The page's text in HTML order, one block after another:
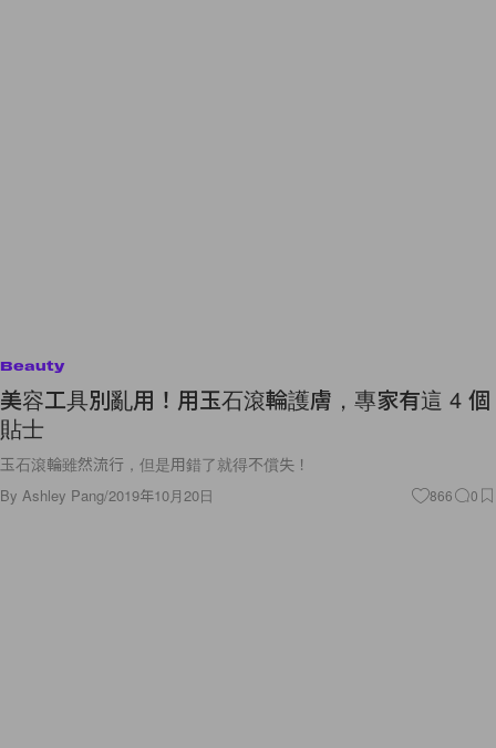
Beauty
美容工具別亂用！用玉石滾輪護膚，專家有這 4 個
貼士
玉石滾輪雖然流行，但是用錯了就得不償失！
By Ashley Pang/2019年10月20日 866 0